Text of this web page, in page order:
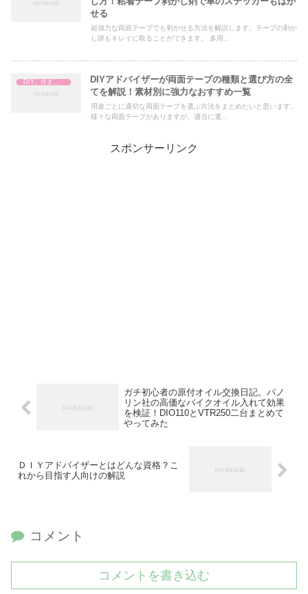
せる
超強力な両面テープでも剥がせる方法を解説します。テープの剥が
し跡もキレイに取ることができます。 多用...
DIYアドバイザーが両面テープの種類と選び方の全
てを解説！素材別に強力なおすすめ一覧
用途ごとに適切な両面テープを選ぶ方法をまとめたいと思います。
様々な両面テープがありますが、適当に選...
スポンサーリンク
ガチ初心者の原付オイル交換日記。パノ
リン社の高価なバイクオイル入れて効果
を検証！DIO110とVTR250二台まとめて
やってみた
ＤＩＹアドバイザーとはどんな資格？こ
れから目指す人向けの解説
コメント
コメントを書き込む